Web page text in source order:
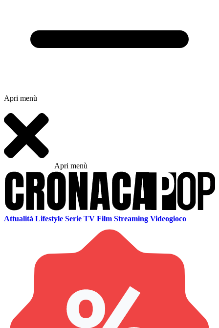
Apri menù
Apri menù
Attualità Lifestyle Serie TV Film Streaming Videogioco